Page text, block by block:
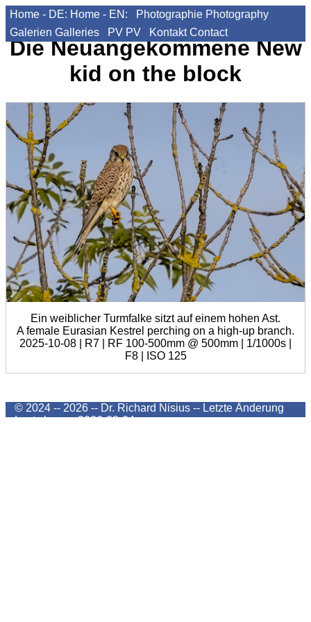
Home - DE: Home - EN: Photographie Photography
Galerien Galleries PV PV Kontakt Contact
Die NeuangekommeneNew
kid on the block
Ein weiblicher Turmfalke sitzt auf einem hohen Ast.
A female Eurasian Kestrel perching on a high-up branch.
2025-10-08 | R7 | RF 100-500mm @ 500mm | 1/1000s |
F8 | ISO 125
© 2024 -- 2026 -- Dr. Richard Nisius -- Letzte Änderung
Last change2026-08-04